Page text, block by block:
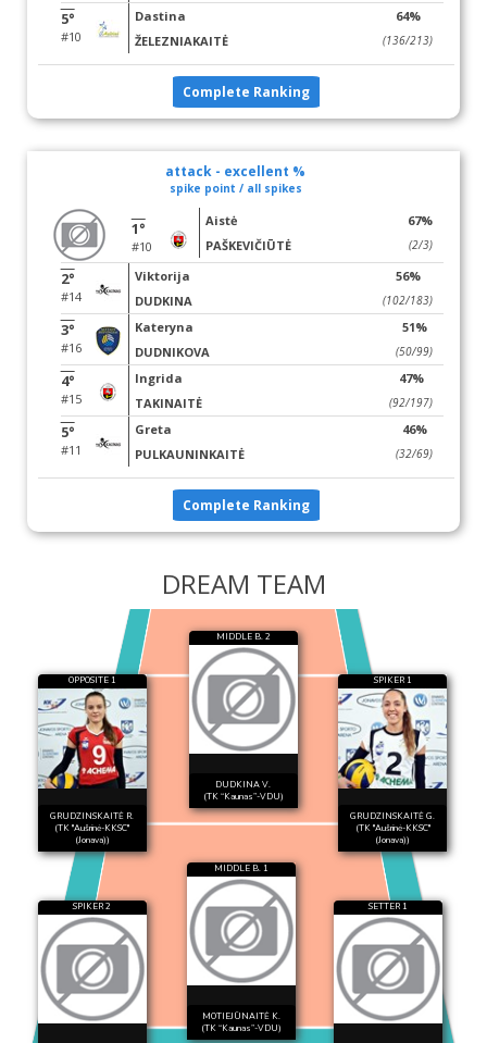
5°
#10
Dastina
ŽELEZNIAKAITĖ
64%
(136/213)
Complete Ranking
attack - excellent %
spike point / all spikes
1°
#10
Aistė
PAŠKEVIČIŪTĖ
67%
(2/3)
2°
#14
Viktorija
DUDKINA
56%
(102/183)
3°
#16
Kateryna
DUDNIKOVA
51%
(50/99)
4°
#15
Ingrida
TAKINAITĖ
47%
(92/197)
5°
#11
Greta
PULKAUNINKAITĖ
46%
(32/69)
Complete Ranking
DREAM TEAM
OPPOSITE 1
GRUDZINSKAITĖ R.
(TK "Aušrinė-KKSC"
(Jonava))
MIDDLE B. 2
DUDKINA V.
(TK “Kaunas”-VDU)
SPIKER 1
GRUDZINSKAITĖ G.
(TK "Aušrinė-KKSC"
(Jonava))
SPIKER 2
MIDDLE B. 1
MOTIEJŪNAITĖ K.
(TK “Kaunas”-VDU)
SETTER 1